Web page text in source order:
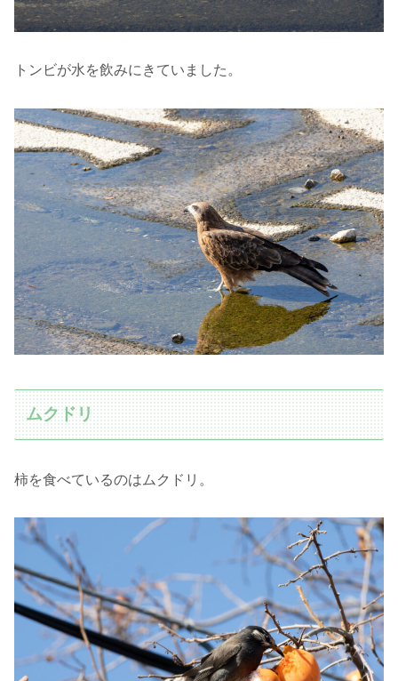
トンビが水を飲みにきていました。
ムクドリ
柿を食べているのはムクドリ。